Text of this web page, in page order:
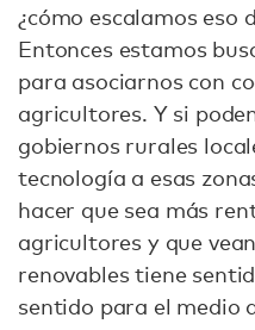
¿cómo escalamos eso
Entonces estamos
para asociarnos con
agricultores. Y si
gobiernos rurales
tecnología a esas
hacer que sea más
agricultores y que
renovables tiene
sentido para el medio